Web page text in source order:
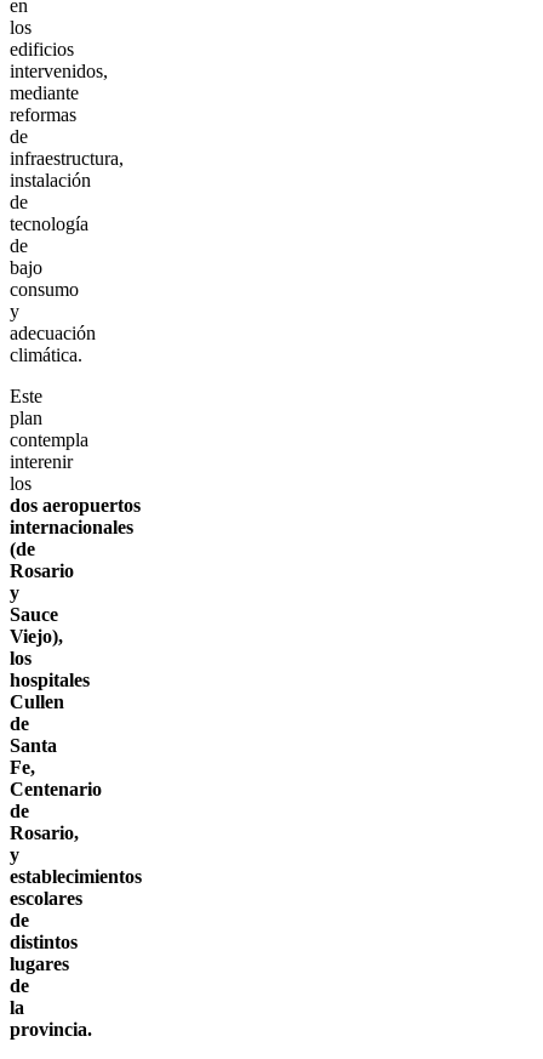
en
los
edificios
intervenidos,
mediante
reformas
de
infraestructura,
instalación
de
tecnología
de
bajo
consumo
y
adecuación
climática.
Este
plan
contempla
interenir
los
dos aeropuertos
internacionales
(de
Rosario
y
Sauce
Viejo),
los
hospitales
Cullen
de
Santa
Fe,
Centenario
de
Rosario,
y
establecimientos
escolares
de
distintos
lugares
de
la
provincia.